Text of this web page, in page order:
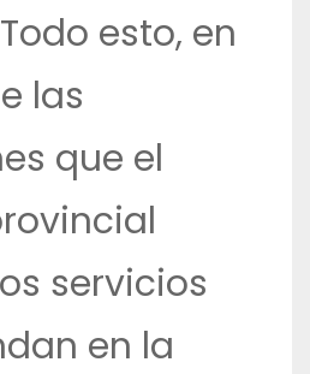
esto, en
las
que el
servicios
en la